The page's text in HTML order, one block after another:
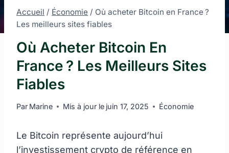
Accueil / Économie / Où acheter Bitcoin en France ?
Les meilleurs sites fiables
Où Acheter Bitcoin En
France ? Les Meilleurs Sites
Fiables
Par Marine Mis à jour le juin 17, 2025 Économie
Le Bitcoin représente aujourd’hui
l’investissement crypto de référence en